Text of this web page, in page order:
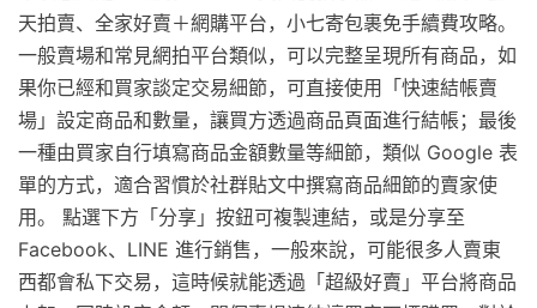
天拍賣、全家好賣＋網購平台，小七寄包裹免手續費攻略。
一般賣場和常見網拍平台類似，可以完整呈現所有商品，如
果你已經和買家談定交易細節，可直接使用「快速結帳賣
場」設定商品和數量，讓買方透過商品頁面進行結帳；最後
一種由買家自行填寫商品金額數量等細節，類似 Google 表
單的方式，適合習慣於社群貼文中撰寫商品細節的賣家使
用。 點選下方「分享」按鈕可複製連結，或是分享至
Facebook、LINE 進行銷售，一般來說，可能很多人賣東
西都會私下交易，這時候就能透過「超級好賣」平台將商品